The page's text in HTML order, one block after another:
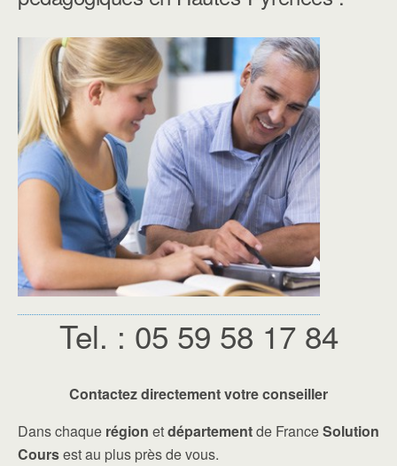
Tel. : 05 59 58 17 84
Contactez directement votre conseiller
Dans chaque région etdépartementde FranceSolution
Coursest au plus près de vous.